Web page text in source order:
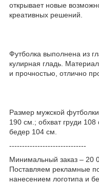
открывает новые
креативных решений.
Футболка выполнена из
кулирная гладь.
и прочностью, отлично
Размер мужской
190 см.; обхват груди
бедер 104 см.
------------------------------
Минимальный заказ – 20
Поставляем рекламные
нанесением логотипа и